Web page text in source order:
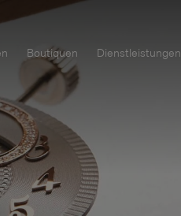
Boutiquen Dienstleistungen